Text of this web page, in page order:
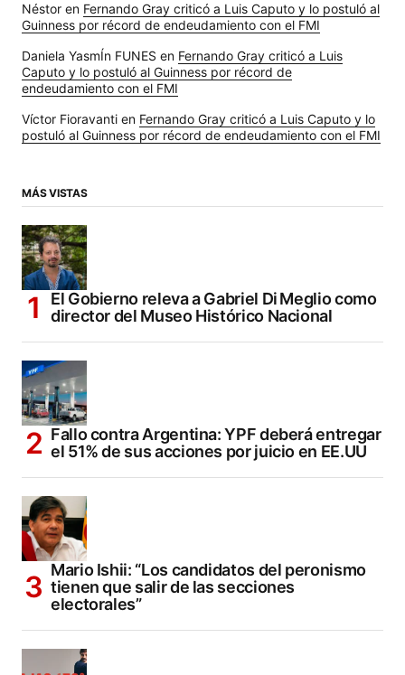
Néstor en Fernando Gray criticó a Luis Caputo y lo postuló al
Guinness por récord de endeudamiento con el FMI
Daniela YasmÍn FUNES en Fernando Gray criticó a Luis
Caputo y lo postuló al Guinness por récord de
endeudamiento con el FMI
Víctor Fioravanti en Fernando Gray criticó a Luis Caputo y lo
postuló al Guinness por récord de endeudamiento con el FMI
MÁS VISTAS
El Gobierno releva a Gabriel Di Meglio como
director del Museo Histórico Nacional
Fallo contra Argentina: YPF deberá entregar
el 51% de sus acciones por juicio en EE.UU
Mario Ishii: “Los candidatos del peronismo
tienen que salir de las secciones
electorales”